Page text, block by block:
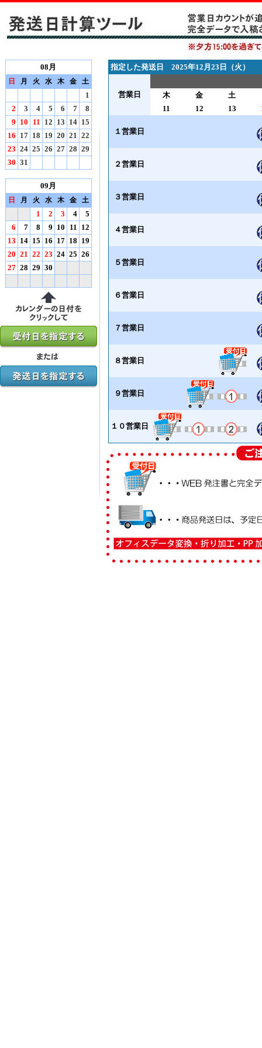
08月
日 月 火 水 木 金 土
1
2
3 4 5 6 7
8
9 10 11 12 13 14 15
16 17 18 19 20 21 22
23 24 25 26 27 28 29
30 31
09月
日 月 火 水 木 金 土
1 2 3 4
5
6
7 8 9 10 11 12
13 14 15 16 17 18 19
20 21 22 23 24 25 26
27 28 29 30
指定した発送日 2025年12月23日（火）
営業日 木 金 土
11
12 13
１営業日
２営業日
３営業日
４営業日
５営業日
６営業日
７営業日
８営業日
９営業日
１０営業日